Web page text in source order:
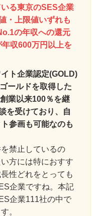
る東京のSES企業
・上限値いずれも
の年収への還元
収600万円以上を
ト企業認定(GOLD)
ールドを取得した
業以来100％を継
を受けており、自
参画も可能なのも
禁止しているの
方には特におすす
性どれをとっても
企業ですね。本記
企業111社の中で
。